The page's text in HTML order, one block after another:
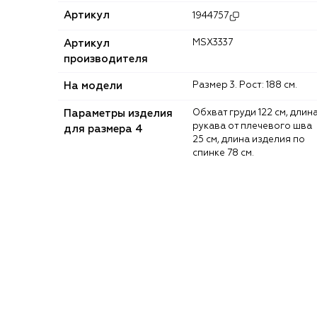
Артикул 1944757
Артикул
производителя
MSX3337
На модели Размер 3. Рост: 188 см.
Параметры изделия
для размера 4
Обхват груди 122 см, длина
рукава от плечевого шва
25 см, длина изделия по
спинке 78 см.